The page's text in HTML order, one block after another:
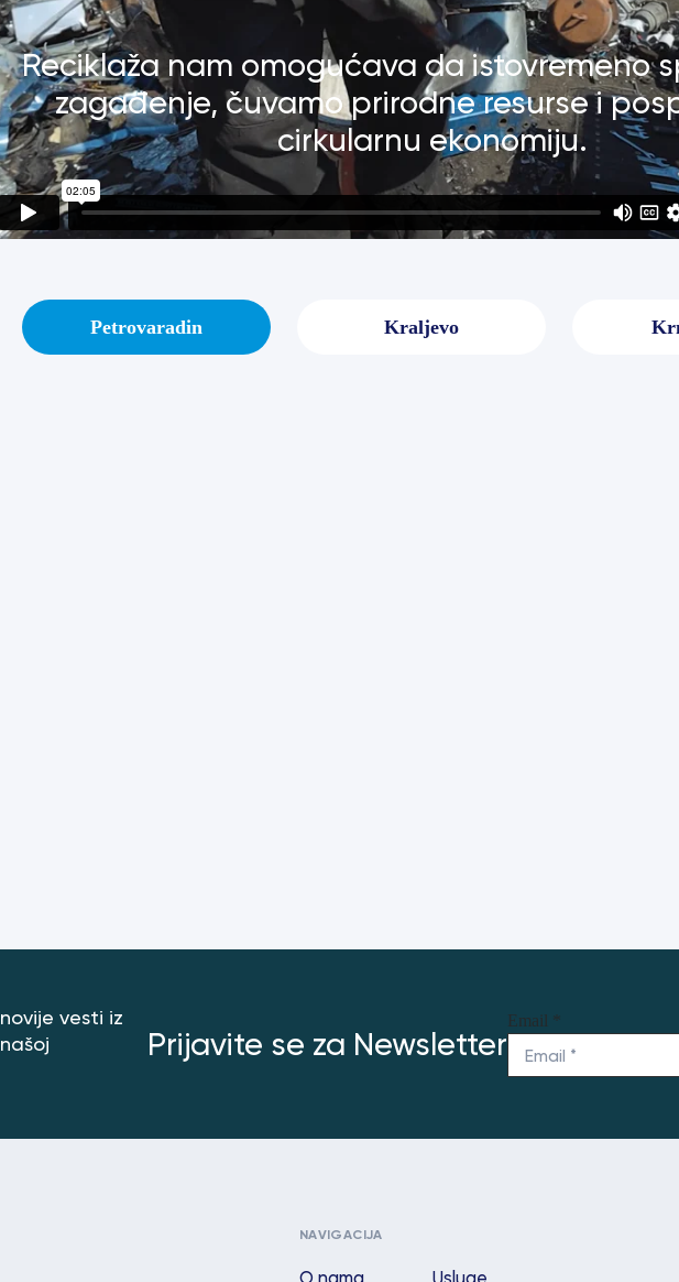
Reciklaža nam omogućava da istovremeno
zagađenje, čuvamo prirodne resurse i
cirkularnu ekonomiju.
Petrovaradin Kraljevo
vesti iz
Prijavite se za Newsletter
Email *
NAVIGACIJA
O nama Usluge